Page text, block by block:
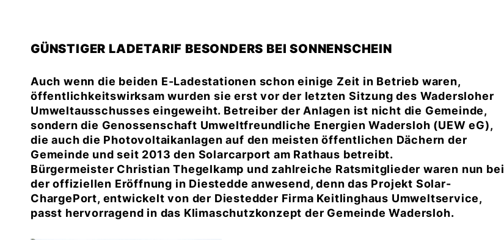
GÜNSTIGER LADETARIF BESONDERS BEI SONNENSCHEIN
Auch wenn die beiden E-Ladestationen schon einige Zeit in Betrieb waren,
öffentlichkeitswirksam wurden sie erst vor der letzten Sitzung des Wadersloher
Umweltausschusses eingeweiht. Betreiber der Anlagen ist nicht die Gemeinde,
sondern die Genossenschaft Umweltfreundliche Energien Wadersloh (UEW eG),
die auch die Photovoltaikanlagen auf den meisten öffentlichen Dächern der
Gemeinde und seit 2013 den Solarcarport am Rathaus betreibt.
Bürgermeister Christian Thegelkamp und zahlreiche Ratsmitglieder waren nun bei
der offiziellen Eröffnung in Diestedde anwesend, denn das Projekt Solar-
ChargePort, entwickelt von der Diestedder Firma Keitlinghaus Umweltservice,
passt hervorragend in das Klimaschutzkonzept der Gemeinde Wadersloh.